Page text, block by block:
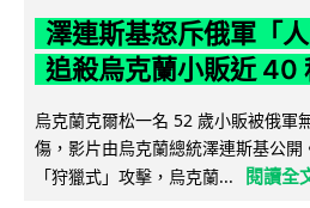
澤連斯基怒斥俄軍「
追殺烏克蘭小販近 40
烏克蘭克爾松一名 52 歲小販被俄軍
傷，影片由烏克蘭總統澤連斯基公
「狩獵式」攻擊，烏克蘭...
閱讀全